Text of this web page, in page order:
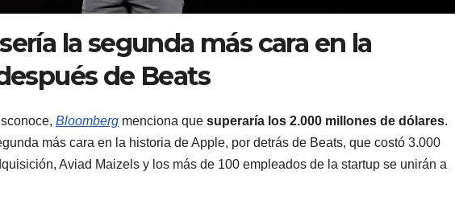
la segunda más cara en la
de Beats
Bloomberg menciona que superaría los 2.000 millones de dólares.
más cara en la historia de Apple, por detrás de Beats, que costó 3.000
Aviad Maizels y los más de 100 empleados de la startup se unirán a